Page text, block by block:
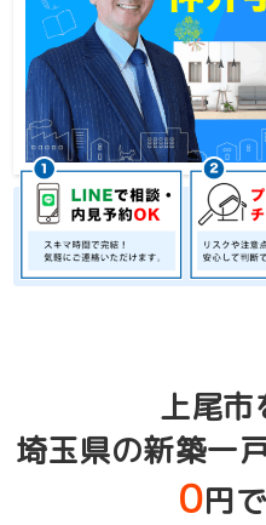
上尾市
埼玉県の新築一
0円